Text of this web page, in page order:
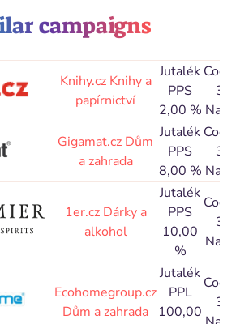
campaigns
Knihy.cz Knihy a
papírnictví
Jutalék
PPS
2,00 %
30
Gigamat.cz Dům
a zahrada
Jutalék
PPS
8,00 %
30
1er.cz Dárky a
alkohol
Jutalék
PPS
10,00
%
30
Ecohomegroup.cz
Dům a zahrada
Jutalék
PPL
100,00
30